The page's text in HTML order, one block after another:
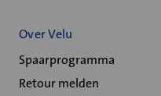
Over Velu
Spaarprogramma
Retour melden